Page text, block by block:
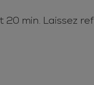
min. Laissez